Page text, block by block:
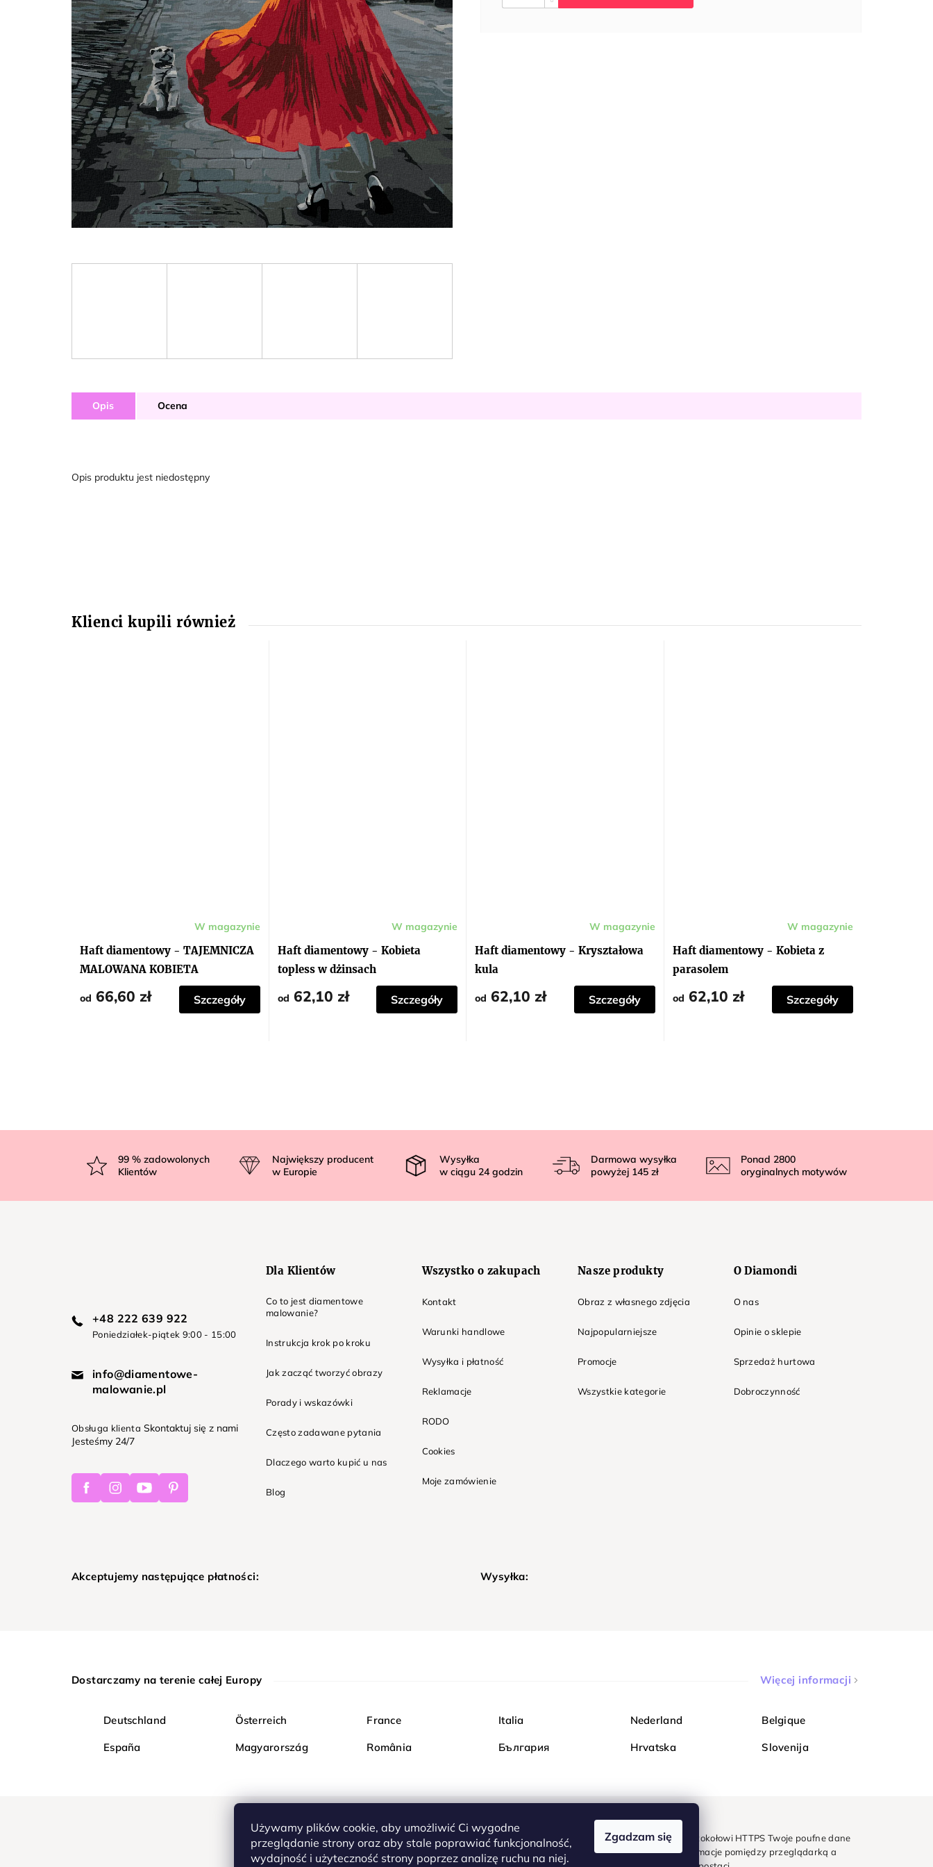
Używamy plików cookie, aby umożliwić Ci wygodne
przeglądanie strony oraz aby stale poprawiać funkcjonalność,
wydajność i użyteczność strony poprzez analizę ruchu na niej.
Zgadzam się
Opis Ocena
Opis produktu jest niedostępny
Haft diamentowy - TAJEMNICZA
MALOWANA KOBIETA
W magazynie
od 66,60 zł Szczegóły
Haft diamentowy - Kobieta
topless w dżinsach
W magazynie
od 62,10 zł Szczegóły
Haft diamentowy - Kryształowa
kula
W magazynie
od 62,10 zł Szczegóły
Haft diamentowy - Kobieta z
parasolem
W magazynie
od 62,10 zł Szczegóły
p
99% zadowolonych
Klientów
Największy producent
w Europie
Wysyłka
w ciągu 24 godzin
Darmowa wysyłka
powyżej 145 zł
Ponad 2800
oryginalnych motywów
+48 222 639 922
Poniedziałek-piątek 9:00 - 15:00
info@diamentowe-
malowanie.pl
Obsługa klienta Skontaktuj się z nami
Jesteśmy 24/7
FacebookInstagramYoutubePinterest
Dla Klientów
Co to jest diamentowe
malowanie?
Instrukcja krok po kroku
Jak zacząć tworzyć obrazy
Porady i wskazówki
Często zadawane pytania
Dlaczego warto kupić u nas
Blog
Wszystko o zakupach
Kontakt
Warunki handlowe
Wysyłka i płatność
Reklamacje
RODO
Cookies
Moje zamówienie
Nasze produkty
Obraz z własnego zdjęcia
Najpopularniejsze
Promocje
Wszystkie kategorie
O Diamondi
O nas
Opinie o sklepie
Sprzedaż hurtowa
Dobroczynność
Akceptujemy następujące płatności: Wysyłka:
Dostarczamy na terenie całej Europy Więcej informacji
Deutschland Österreich France Italia Nederland Belgique
España Magyarország România България Hrvatska Slovenija
Kupuj bezpiecznie w Diamondi. Dzięki protokołowi HTTPS Twoje poufne dane
są całkowicie bezpieczne - wszystkie informacje pomiędzy przeglądarką a